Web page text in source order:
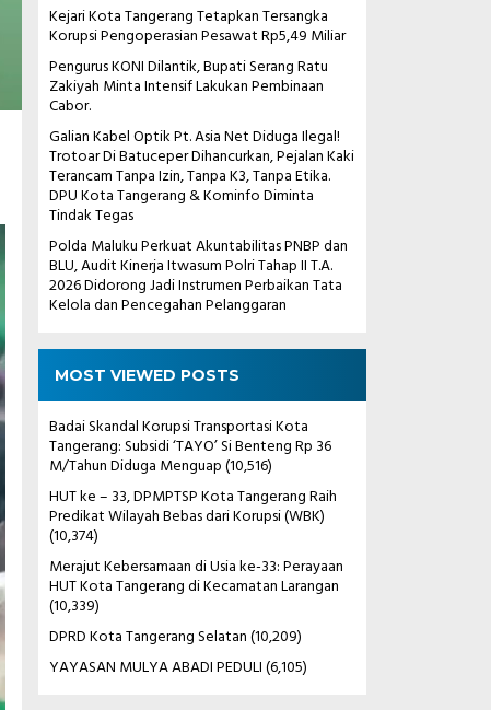
Kejari Kota Tangerang Tetapkan Tersangka
Korupsi Pengoperasian Pesawat Rp5,49 Miliar
Pengurus KONI Dilantik, Bupati Serang Ratu
Zakiyah Minta Intensif Lakukan Pembinaan
Cabor.
Galian Kabel Optik Pt. Asia Net Diduga Ilegal!
Trotoar Di Batuceper Dihancurkan, Pejalan Kaki
Terancam Tanpa Izin, Tanpa K3, Tanpa Etika.
DPU Kota Tangerang & Kominfo Diminta
Tindak Tegas
Polda Maluku Perkuat Akuntabilitas PNBP dan
BLU, Audit Kinerja Itwasum Polri Tahap II T.A.
2026 Didorong Jadi Instrumen Perbaikan Tata
Kelola dan Pencegahan Pelanggaran
MOST VIEWED POSTS
Badai Skandal Korupsi Transportasi Kota
Tangerang: Subsidi ‘TAYO’ Si Benteng Rp 36
M/Tahun Diduga Menguap(10,516)
HUT ke – 33, DPMPTSP Kota Tangerang Raih
Predikat Wilayah Bebas dari Korupsi (WBK)
(10,374)
Merajut Kebersamaan di Usia ke-33: Perayaan
HUT Kota Tangerang di Kecamatan Larangan
(10,339)
DPRD Kota Tangerang Selatan(10,209)
YAYASAN MULYA ABADI PEDULI(6,105)